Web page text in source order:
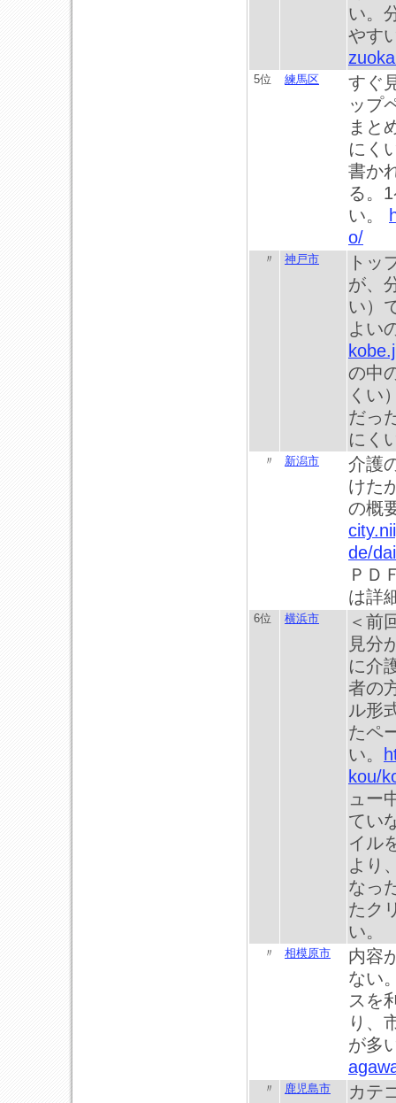
い。
やす
5位 練馬区
すぐ
ップ
まと
にく
書か
る。
い。
o/
〃 神戸市
トッ
が、
い）
よい
の中
くい
だっ
にく
〃 新潟市
介護
けた
の概
de/
ＰＤ
は詳
6位 横浜市
＜前
見分
に介
者の
ル形
たペ
い。
kou/
ュー
てい
イル
より
なっ
たク
い。
〃 相模原市
内容
ない
スを
り、
が多
〃 鹿児島市
カテ